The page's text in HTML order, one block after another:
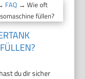
FAQ → Wie oft
füllen?
du dir sicher